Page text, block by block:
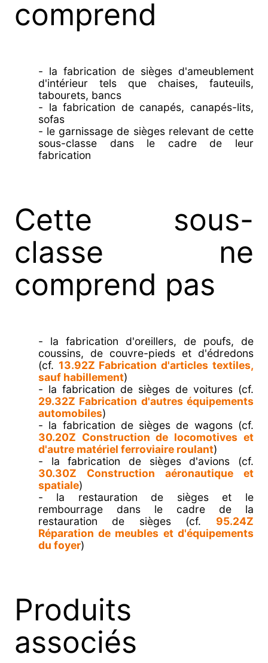
comprend
- la fabrication de sièges d'ameublement
d'intérieur tels que chaises, fauteuils,
tabourets, bancs
- la fabrication de canapés, canapés-lits,
sofas
- le garnissage de sièges relevant de cette
sous-classe dans le cadre de leur
fabrication
Cette sous-
classe ne
comprend pas
- la fabrication d'oreillers, de poufs, de
coussins, de couvre-pieds et d'édredons
(cf. 13.92Z Fabrication d'articles textiles,
sauf habillement)
- la fabrication de sièges de voitures (cf.
29.32Z Fabrication d'autres équipements
automobiles)
- la fabrication de sièges de wagons (cf.
30.20Z Construction de locomotives et
d'autre matériel ferroviaire roulant)
- la fabrication de sièges d'avions (cf.
30.30Z Construction aéronautique et
spatiale)
- la restauration de sièges et le
rembourrage dans le cadre de la
restauration de sièges (cf. 95.24Z
Réparation de meubles et d'équipements
du foyer)
Produits
associés